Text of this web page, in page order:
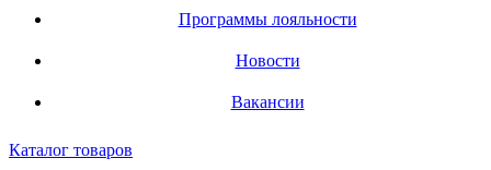
Программы лояльности
Новости
Вакансии
Каталог товаров